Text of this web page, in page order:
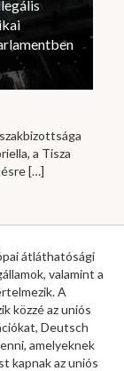
a Tisza
[…]
átláthatósági
valamint a
A
közzé az uniós
Deutsch
amelyeknek
kapnak az uniós